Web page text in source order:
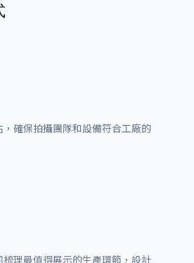
確保拍攝團隊和設備符合工廠的
理最值得展示的生產環節，設計